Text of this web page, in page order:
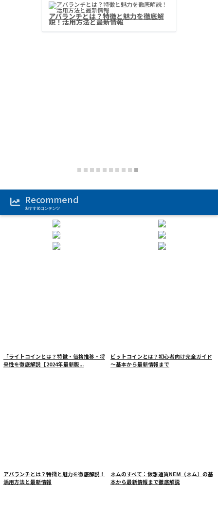
ンリンクとは？分散型オラクル
ワークの仕組みと活用事例
アバランチとは？
説！活用方法と最
Recommend
おすすめコンテンツ
「ライトコインとは？特徴・価格推移・将
来性を徹底解説【2024年最新版...
ビットコインとは？初心者向け完全ガイド
～基本から最新情報まで
アバランチとは？特徴と魅力を徹底解説！
活用方法と最新情報
ネムのすべて：仮想通貨NEM（ネム）の基
本から最新情報まで徹底解説